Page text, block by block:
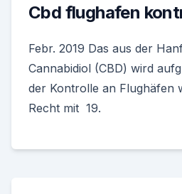
Cbd flughafen
Febr. 2019 Das aus der
Cannabidiol (CBD) wird
der Kontrolle an Flughäfen
Recht mit 19.